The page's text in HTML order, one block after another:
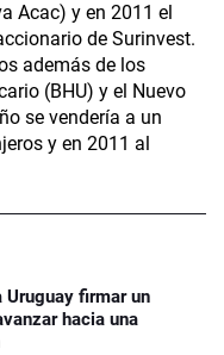
Acac) y en 2011 el
de Surinvest.
además de los
(BHU) y el Nuevo
se vendería a un
y en 2011 al
Uruguay firmar un
hacia una